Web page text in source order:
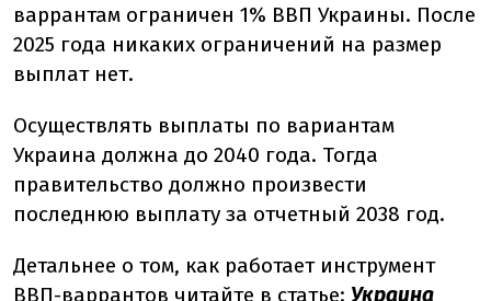
варрантам ограничен 1% ВВП Украины. После
2025 года никаких ограничений на размер
выплат нет.
Осуществлять выплаты по вариантам
Украина должна до 2040 года. Тогда
правительство должно произвести
последнюю выплату за отчетный 2038 год.
Детальнее о том, как работает инструмент
ВВП-варрантов читайте в статье: Украина